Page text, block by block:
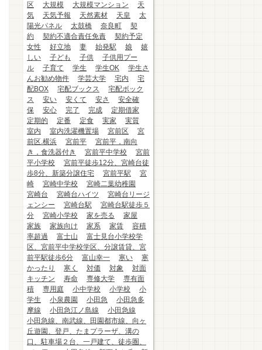
区
大規模 大規模マンション
天
気
天気予報 天然素材 天皇
太
陽光パネル
太鼓橋 奈良町
契
約
契約不適合責任免責
契約予定
女性
好立地 妻 始発駅 娘
嬉
しい
子ども 子供
子供用プー
ル
子育て 学生 学生OK
学生さ
んお勧め物件
学芸大学 宅内
宅
配BOX
宅配ブックス
宅配ボック
ス
安い 安くて 安さ
安全確
保
安心 完了 完成
定期借家
定期的
定番 定食 実家
実質
室内
室内洗濯機置場 宮前区
宮
前区.横浜
宮前平
宮前平，南向
き，食洗器付き
宮前平中学校
宮前
平小学校
宮前平徒歩12分、宮崎台徒
歩8分、新築分譲住宅
宮前平駅
宮
崎
宮崎中学校
宮崎二葉幼稚園
宮崎台
宮崎台ハイツ
宮崎台リージ
ェンシー
宮崎台駅
宮崎台駅徒歩５
分
宮崎小学校 家を売る
家屋
家族
家族向け 家系 家賃
容積
率超過
富士山
富士見台小学校学
区、宮前平中学校学区、分譲賃貸、宮
前平駅徒歩6分
富山幸一 寒い
寒
かったり
寒く 対価 対象
対面
キッチン
寿命 専修大学
専有面
積
専用庭 小中学校 小学校
小
学生
小泉農園 小田急
小田急多
摩線
小田急江ノ島線
小田急線
小田急線、南武線、田園都市線、向ヶ
丘遊園、登戸、たまプラーザ、溝の
口、駐車場２台、一戸建て、徒歩圏、